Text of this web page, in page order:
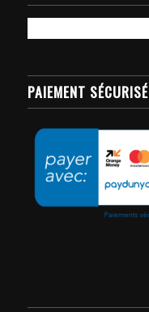
PAIEMENT SÉCURISÉ